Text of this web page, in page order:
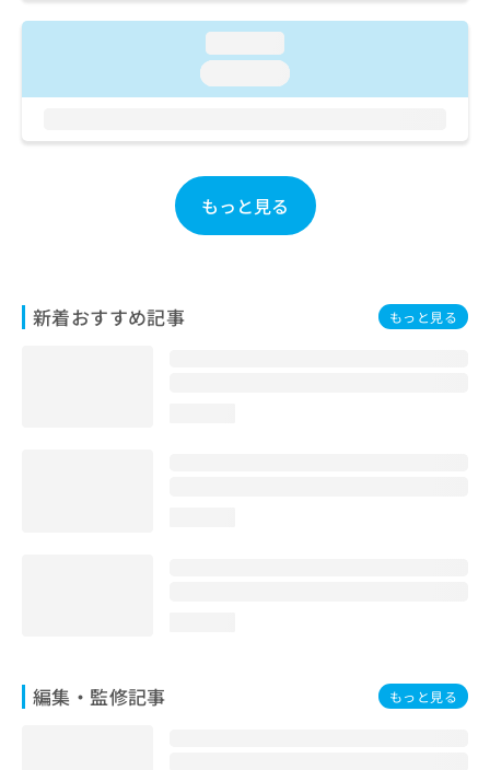
もっと見る
新着おすすめ記事 もっと見る
編集・監修記事 もっと見る
わ
は